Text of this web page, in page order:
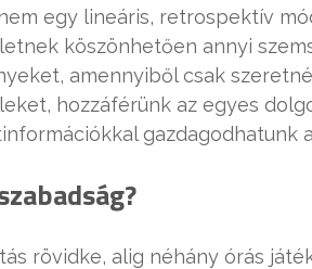
egy lineáris, retrospektív
köszönhetően annyi
amennyiből csak
hozzáférünk az egyes
gazdagodhatunk
rövidke, alig néhány órás